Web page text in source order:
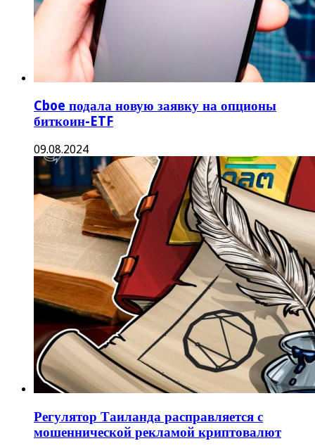
Cboe подала новую заявку на опционы
биткоин-ETF
09.08.2024
Регулятор Таиланда расправляется с
мошеннической рекламой криптовалют